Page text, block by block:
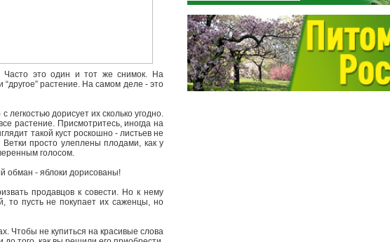
Часто это один и тот же снимок. На
растение. На самом деле - это
дорисует их сколько угодно.
растение. Присмотритесь, иногда на
такой куст роскошно - листьев не
просто улеплены плодами, как у
голосом.
обман - яблоки дорисованы!
продавцов к совести. Но к нему
то пусть не покупает их саженцы, но
Чтобы не купиться на красивые слова